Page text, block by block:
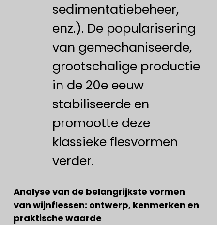
sedimentatiebeheer,
enz.). De popularisering
van gemechaniseerde,
grootschalige productie
in de 20e eeuw
stabiliseerde en
promootte deze
klassieke flesvormen
verder.
Analyse van de belangrijkste vormen
van wijnflessen: ontwerp, kenmerken en
praktische waarde